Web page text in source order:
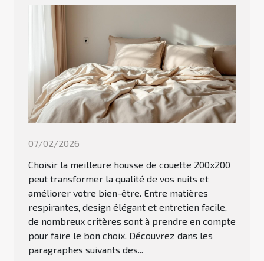
07/02/2026
Choisir la meilleure housse de couette 200x200
peut transformer la qualité de vos nuits et
améliorer votre bien-être. Entre matières
respirantes, design élégant et entretien facile,
de nombreux critères sont à prendre en compte
pour faire le bon choix. Découvrez dans les
paragraphes suivants des...